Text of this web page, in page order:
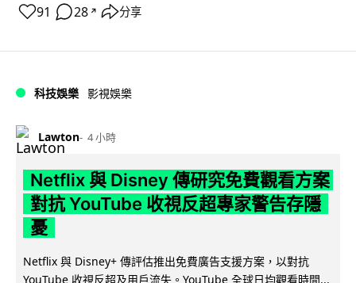
91 28 ↗ 分享
科技娛樂 影視娛樂
Lawton 4 小時
Netflix 與 Disney 傳研究免費觀看方案
對抗 YouTube 收視反超專家警告存隱
憂
Netflix 與 Disney+ 傳評估推出免費廣告支援方案，以對抗
YouTube 收視反超及用戶流失。YouTube 全球日均觀看時間...